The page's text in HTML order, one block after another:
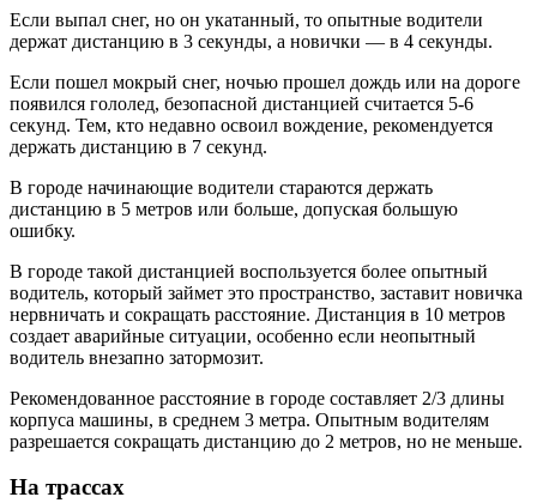
Если выпал снег, но он укатанный, то опытные водители
держат дистанцию в 3 секунды, а новички — в 4 секунды.
Если пошел мокрый снег, ночью прошел дождь или на дороге
появился гололед, безопасной дистанцией считается 5-6
секунд. Тем, кто недавно освоил вождение, рекомендуется
держать дистанцию в 7 секунд.
В городе начинающие водители стараются держать
дистанцию в 5 метров или больше, допуская большую
ошибку.
В городе такой дистанцией воспользуется более опытный
водитель, который займет это пространство, заставит новичка
нервничать и сокращать расстояние. Дистанция в 10 метров
создает аварийные ситуации, особенно если неопытный
водитель внезапно затормозит.
Рекомендованное расстояние в городе составляет 2/3 длины
корпуса машины, в среднем 3 метра. Опытным водителям
разрешается сокращать дистанцию до 2 метров, но не меньше.
На трассах